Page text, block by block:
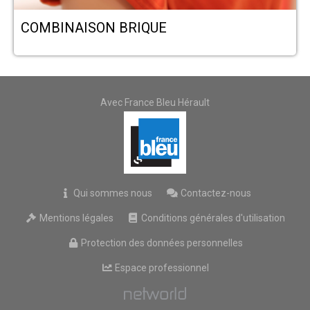
COMBINAISON BRIQUE
Avec France Bleu Hérault
Qui sommes nous Contactez-nous
Mentions légales Conditions générales d'utilisation
Protection des données personnelles
Espace professionnel